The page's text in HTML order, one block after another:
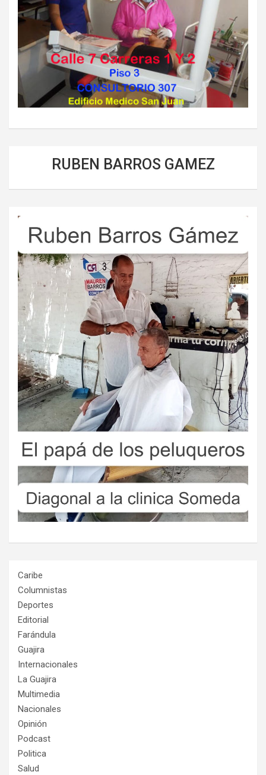
RUBEN BARROS GAMEZ
Caribe
Columnistas
Deportes
Editorial
Farándula
Guajira
Internacionales
La Guajira
Multimedia
Nacionales
Opinión
Podcast
Politica
Salud